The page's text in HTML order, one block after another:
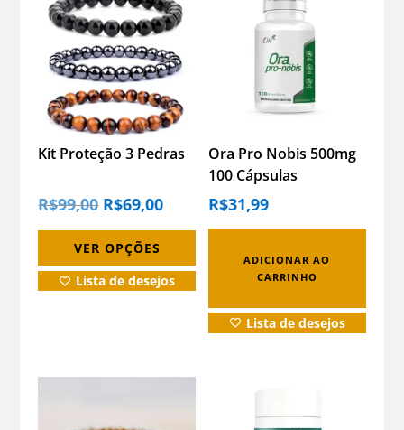
Kit Proteção 3 Pedras
R$99,00 O
PREÇO
ERA:
R$99,00.
R$69,00OPREÇO
É:
VER OPÇÕES
produto
tem
várias
variantes.
As
opções
podem
escolhidas
página
do
produto
Lista de desejos
Ora Pro Nobis 500mg
100 Cápsulas
Suplemento Natural
R$31,99
ADICIONAR AO
CARRINHO
Lista de desejos